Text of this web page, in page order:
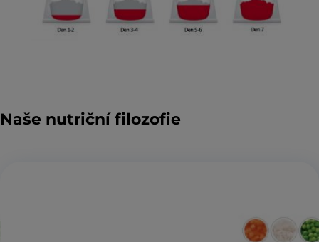
Naše nutriční filozofie